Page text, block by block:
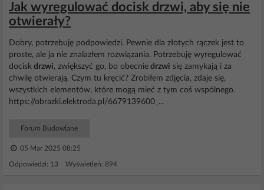
Jak wyregulować docisk drzwi, aby się nie
otwierały?
Dobry, potrzebuję podpowiedzi. Pewnie dla złotych rączek jest to
proste, ale ja nie znalazłem rozwiązania. Potrzebuję wyregulować
docisk drzwi, zwiększyć go, bo obecnie drzwi się zamykają i za
chwilę otwierają. Czym tu kręcić? Zrobiłem zdjęcia, zdaje się,
wszystkich elementów, które mogą mieć z tym coś wspólnego.
https://obrazki.elektroda.pl/6679139600_...
Forum Budowlane
05 Mar 2025 08:25
Odpowiedzi: 13 Wyświetleń: 894